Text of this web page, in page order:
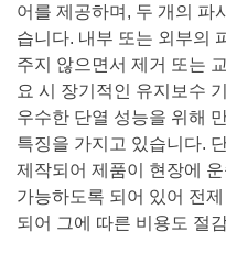
어를 제공하며, 두 개의 파
습니다. 내부 또는 외부의
주지 않으면서 제거 또는
요 시 장기적인 유지보수
우수한 단열 성능을 위해
특징을 가지고 있습니다.
제작되어 제품이 현장에
가능하도록 되어 있어 전
되어 그에 따른 비용도 절